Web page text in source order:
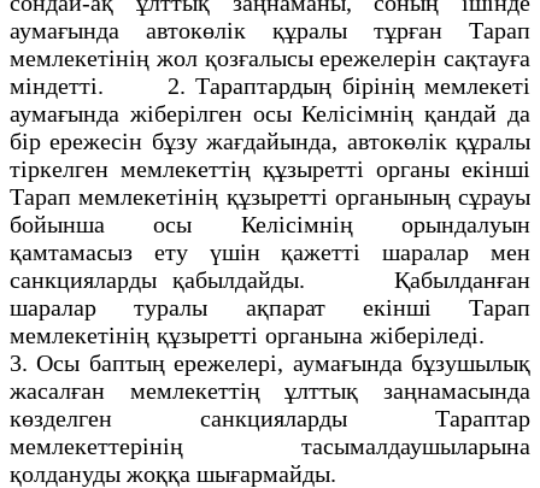
аумағында автокөлiк құралы тұрған Тарап
мемлекетiнiң жол қозғалысы ережелерiн сақтауға
мiндеттi. 2. Тараптардың бiрiнiң мемлекетi
аумағында жiберiлген осы Келiсiмнiң қандай да
бiр ережесiн бұзу жағдайында, автокөлiк құралы
тiркелген мемлекеттiң құзыреттi органы екiншi
Тарап мемлекетiнiң құзыреттi органының сұрауы
бойынша осы Келiсiмнiң орындалуын
қамтамасыз ету үшiн қажеттi шаралар мен
санкцияларды қабылдайды. Қабылданған
шаралар туралы ақпарат екiншi Тарап
мемлекетiнiң құзыреттi органына жiберiледi.
3. Осы баптың ережелерi, аумағында бұзушылық
жасалған мемлекеттiң ұлттық заңнамасында
көзделген санкцияларды Тараптар
мемлекеттерiнiң тасымалдаушыларына
қолдануды жоққа шығармайды.